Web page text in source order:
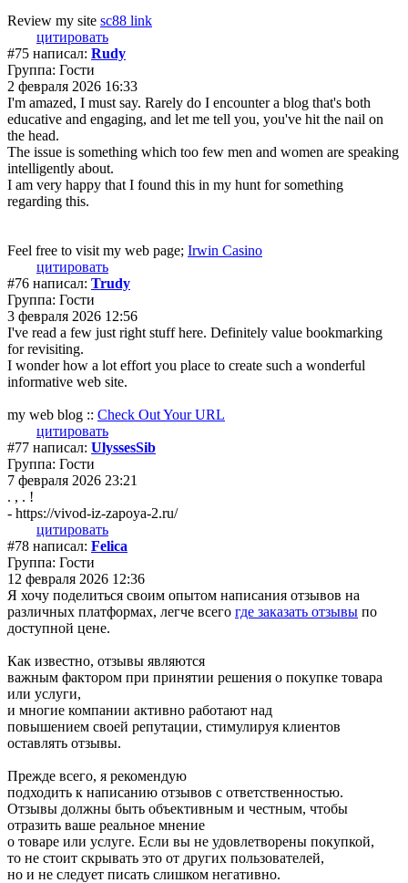
Review my site sc88 link
цитировать
#75 написал: Rudy
Группа: Гости
2 февраля 2026 16:33
I'm amazed, I must say. Rarely do I encounter a blog that's both
educative and engaging, and let me tell you, you've hit the nail on
the head.
The issue is something which too few men and women are speaking
intelligently about.
I am very happy that I found this in my hunt for something
regarding this.
Feel free to visit my web page; Irwin Casino
цитировать
#76 написал: Trudy
Группа: Гости
3 февраля 2026 12:56
I've read a few just right stuff here. Definitely value bookmarking
for revisiting.
I wonder how a lot effort you place to create such a wonderful
informative web site.
my web blog :: Check Out Your URL
цитировать
#77 написал: UlyssesSib
Группа: Гости
7 февраля 2026 23:21
. , . !
- https://vivod-iz-zapoya-2.ru/
цитировать
#78 написал: Felica
Группа: Гости
12 февраля 2026 12:36
Я хочу поделиться своим опытом написания отзывов на
различных платформах, легче всего где заказать отзывы по
доступной цене.
Как известно, отзывы являются
важным фактором при принятии решения о покупке товара
или услуги,
и многие компании активно работают над
повышением своей репутации, стимулируя клиентов
оставлять отзывы.
Прежде всего, я рекомендую
подходить к написанию отзывов с ответственностью.
Отзывы должны быть объективным и честным, чтобы
отразить ваше реальное мнение
о товаре или услуге. Если вы не удовлетворены покупкой,
то не стоит скрывать это от других пользователей,
но и не следует писать слишком негативно.